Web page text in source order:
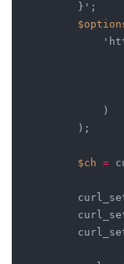
        }';
            )
        );
$ch =